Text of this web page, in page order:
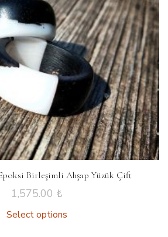
Birleşimli Ahşap Yüzük Çift
1,575.00 ₺
Select options